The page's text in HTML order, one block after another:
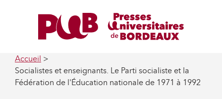
Accueil
Socialistes et enseignants. Le Parti socialiste et la
Fédération de l'Éducation nationale de 1971 à 1992